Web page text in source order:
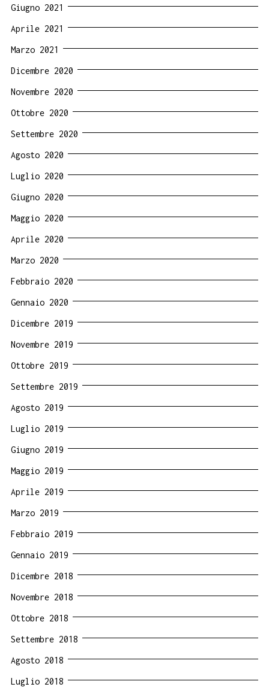
Giugno 2021
Aprile 2021
Marzo 2021
Dicembre 2020
Novembre 2020
Ottobre 2020
Settembre 2020
Agosto 2020
Luglio 2020
Giugno 2020
Maggio 2020
Aprile 2020
Marzo 2020
Febbraio 2020
Gennaio 2020
Dicembre 2019
Novembre 2019
Ottobre 2019
Settembre 2019
Agosto 2019
Luglio 2019
Giugno 2019
Maggio 2019
Aprile 2019
Marzo 2019
Febbraio 2019
Gennaio 2019
Dicembre 2018
Novembre 2018
Ottobre 2018
Settembre 2018
Agosto 2018
Luglio 2018